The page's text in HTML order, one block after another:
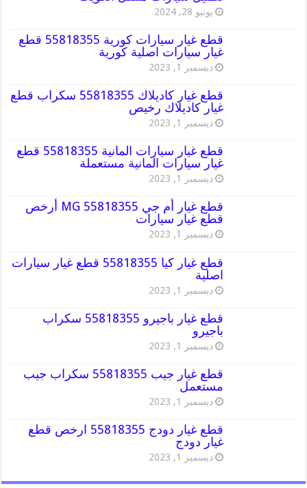
يونيو 28, 2024
قطع غيار سيارات كورية 55818355 قطع
غيار سيارات اصلية كورية
ديسمبر 1, 2023
قطع غيار كاديلاك 55818355 سكراب قطع
غيار كاديلاك رخيص
ديسمبر 1, 2023
قطع غيار سيارات المانية 55818355 قطع
غيار سيارات المانية مستعملة
ديسمبر 1, 2023
قطع غيار أم جي MG 55818355 أرخص
قطع غيار سيارات
ديسمبر 1, 2023
قطع غيار كيا 55818355 قطع غيار سيارات
اصلية
ديسمبر 1, 2023
قطع غيار باجيرو 55818355 سكراب
باجيرو
ديسمبر 1, 2023
قطع غيار جيب 55818355 سكراب جيب
مستعمل
ديسمبر 1, 2023
قطع غيار دودج 55818355 ارخص قطع
غيار دودج
ديسمبر 1, 2023